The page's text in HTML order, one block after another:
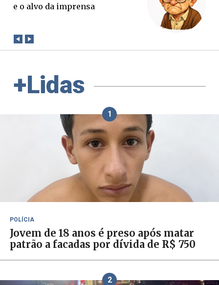
verdade. Mas quem paga a
+Lidas
1
POLÍCIA
Jovem de 18 anos é preso após matar
patrão a facadas por dívida de R$ 750
2